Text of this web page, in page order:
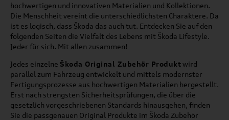
hochwertigen und innovativen Materialien und Kollektionen.
Die Menschheit vereint die unterschiedlichsten Charaktere. Da
ist es logisch, dass Škoda das auch tut. Entdecken Sie auf den
folgenden Seiten die Vielfalt des Lebens mit Škoda Lifestyle.
Jeder für sich. Mit allen zusammen!
Jedes einzelne Škoda Original Zubehör Produktwird
parallel zum Fahrzeug entwickelt und mittels modernster
Fertigungsprozesse aus hochwertigen Materialien hergestellt.
Erst nach strengsten Sicherheitsprüfungen, die über die
gesetzlich vorgeschriebenen Standards hinausgehen, finden
Sie die passgenauen Original Produkte im Škoda Zubehör